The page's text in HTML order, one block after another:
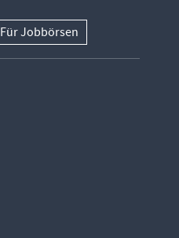
Für Jobbörsen